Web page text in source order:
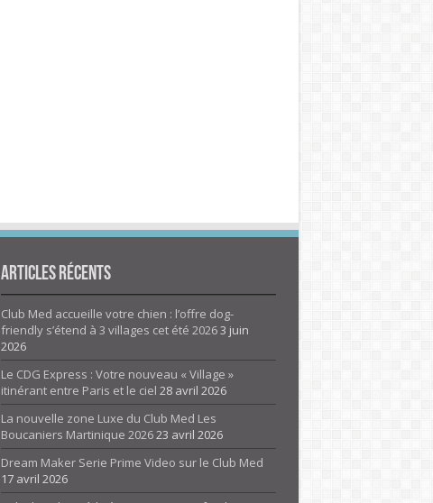
Articles Récents
Club Med accueille votre chien : l’offre dog-
friendly s’étend à 3 villages cet été 20263 juin
2026
Le CDG Express : Votre nouveau « Village »
itinérant entre Paris et le ciel 28 avril 2026
La nouvelle zone Luxe du Club Med Les
Boucaniers Martinique 202623 avril 2026
Dream Maker Serie Prime Video sur le Club Med
17 avril 2026